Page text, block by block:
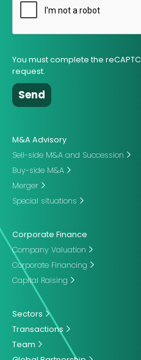
You must complete the
request.
M&A Advisory
Sell-side M&A and Succession
Buy-side M&A
Merger
Special situations
Corporate Finance
Company Valuation
Corporate Financing
Capital Raising
Sectors
Transactions
Team